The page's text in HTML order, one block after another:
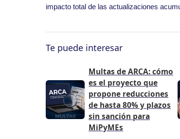
impacto total de las actualizaciones
Te puede interesar
Multas de ARCA: cómo
es el proyecto que
propone reducciones
de hasta 80% y plazos
sin sanción para
MiPyMEs